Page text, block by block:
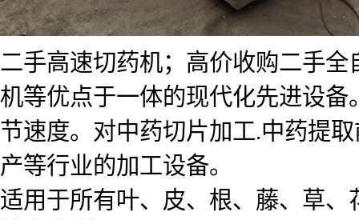
二手高速切药机；高价收购二手
机等优点于一体的现代化先进设
节速度。对中药切片加工.中药提
产等行业的加工设备。
适用于所有叶、皮、根、藤、草